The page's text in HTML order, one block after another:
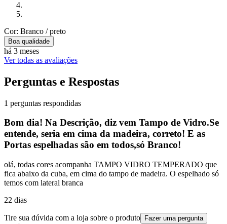
Cor: Branco / preto
Boa qualidade
há 3 meses
Ver todas as avaliações
Perguntas e Respostas
1 perguntas respondidas
Bom dia! Na Descrição, diz vem Tampo de Vidro.Se
entende, seria em cima da madeira, correto! E as
Portas espelhadas são em todos,só Branco!
olá, todas cores acompanha TAMPO VIDRO TEMPERADO que
fica abaixo da cuba, em cima do tampo de madeira. O espelhado só
temos com lateral branca
22 dias
Tire sua dúvida com a loja sobre o produto Fazer uma pergunta